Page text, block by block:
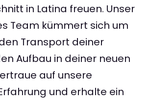
in Latina freuen. Unser
Team kümmert sich um
Transport deiner
Aufbau in deiner neuen
auf unsere
und erhalte ein